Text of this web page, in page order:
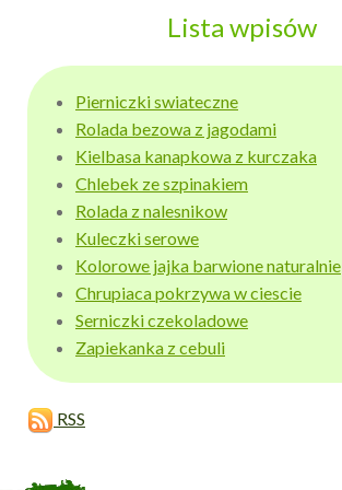
Lista wpisów
Pierniczki swiateczne
Rolada bezowa z jagodami
Kielbasa kanapkowa z kurczaka
Chlebek ze szpinakiem
Rolada z nalesnikow
Kuleczki serowe
Kolorowe jajka barwione naturalnie
Chrupiaca pokrzywa w ciescie
Serniczki czekoladowe
Zapiekanka z cebuli
RSS